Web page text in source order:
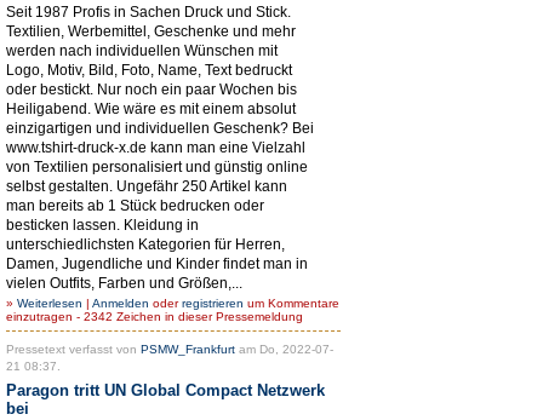
Seit 1987 Profis in Sachen Druck und Stick.
Textilien, Werbemittel, Geschenke und mehr
werden nach individuellen Wünschen mit
Logo, Motiv, Bild, Foto, Name, Text bedruckt
oder bestickt. Nur noch ein paar Wochen bis
Heiligabend. Wie wäre es mit einem absolut
einzigartigen und individuellen Geschenk? Bei
www.tshirt-druck-x.de kann man eine Vielzahl
von Textilien personalisiert und günstig online
selbst gestalten. Ungefähr 250 Artikel kann
man bereits ab 1 Stück bedrucken oder
besticken lassen. Kleidung in
unterschiedlichsten Kategorien für Herren,
Damen, Jugendliche und Kinder findet man in
vielen Outfits, Farben und Größen,...
» Weiterlesen | Anmelden oderregistrieren um Kommentare
einzutragen - 2342 Zeichen in dieser Pressemeldung
Pressetext verfasst von PSMW_Frankfurt am Do, 2022-07-
21 08:37.
Paragon tritt UN Global Compact Netzwerk
bei